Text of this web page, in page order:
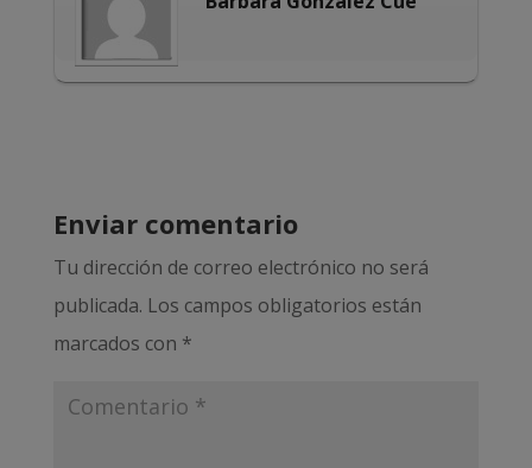
Enviar comentario
Tu dirección de correo electrónico no será
publicada. Los campos obligatorios están
marcados con *